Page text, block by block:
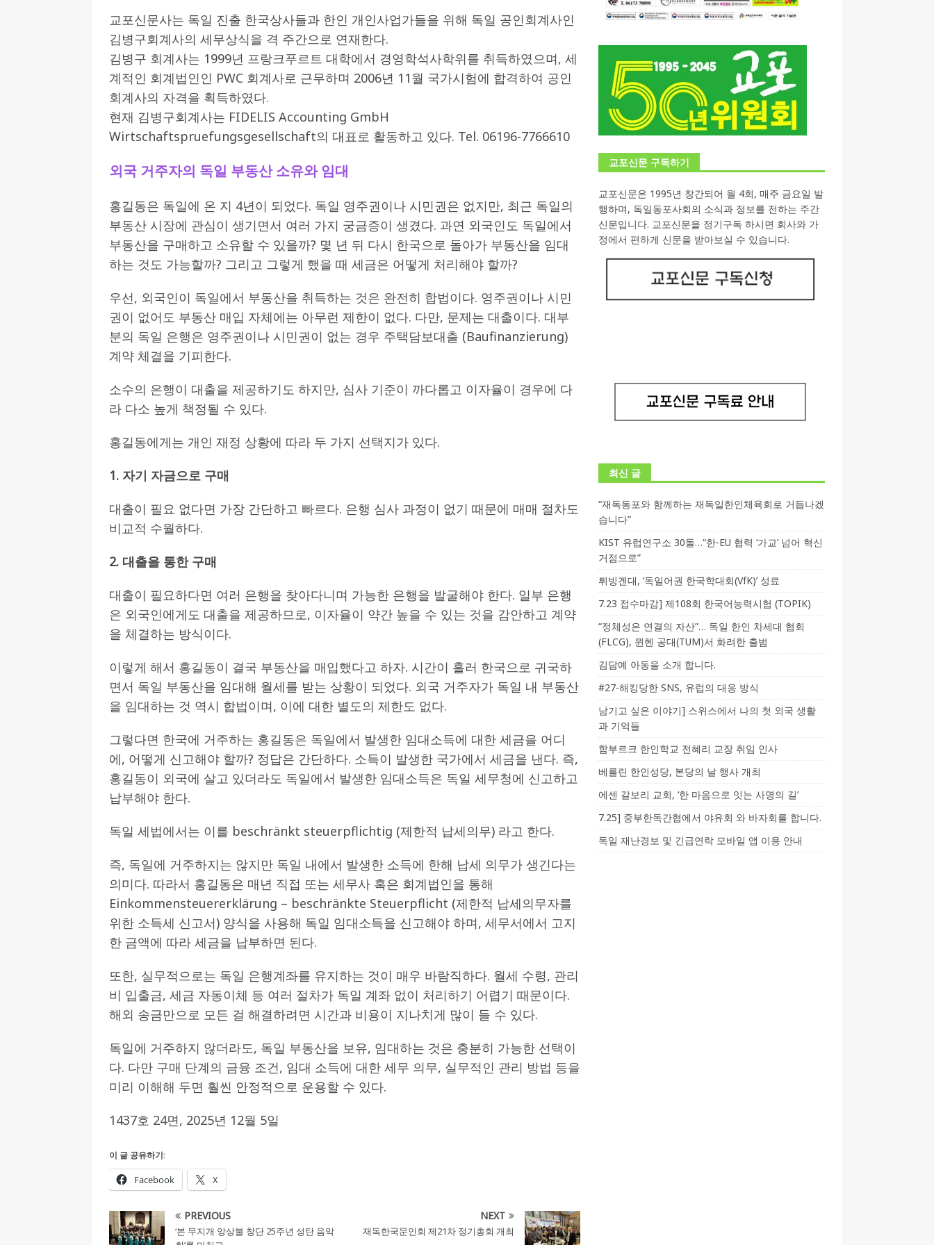
[ 2026-07-27 ] 튀빙겐대, ‘독일어권 한국학대회(VfK)’ 성료
한인소식
[ 2026-07-20 ] 7.23 접수마감] 제108회 한국어능력시험 (TOPIK)
[ 2026-07-20 ]
“정체성은 연결의 자산”… 독일 한인 차세대 협회(FLCG), 뮌헨 공대(TUM)서 화려한 출범
한
인소식
[ 2026-07-20 ]
김담예 아동을 소개 합니다.
사랑의 손길
[ 2022-03-20 ] 사진의 주인을 찾습니다. 게시판 / 행사 / 알림
교포신문사는 독일 진출 한국상사들과 한인 개인사업가들을 위해 독일 공인회계사인
김병구회계사의 세무상식을 격 주간으로 연재한다.
김병구 회계사는 1999년 프랑크푸르트 대학에서 경영학석사학위를 취득하였으며, 세
계적인 회계법인인 PWC 회계사로 근무하며 2006년 11월 국가시험에 합격하여 공인
회계사의 자격을 획득하였다.
현재 김병구회계사는 FIDELIS Accounting GmbH
Wirtschaftspruefungsgesellschaft의 대표로 활동하고 있다. Tel. 06196-7766610
외국 거주자의 독일 부동산 소유와 임대
홍길동은 독일에 온 지 4년이 되었다. 독일 영주권이나 시민권은 없지만, 최근 독일의
부동산 시장에 관심이 생기면서 여러 가지 궁금증이 생겼다. 과연 외국인도 독일에서
부동산을 구매하고 소유할 수 있을까? 몇 년 뒤 다시 한국으로 돌아가 부동산을 임대
하는 것도 가능할까? 그리고 그렇게 했을 때 세금은 어떻게 처리해야 할까?
우선, 외국인이 독일에서 부동산을 취득하는 것은 완전히 합법이다. 영주권이나 시민
권이 없어도 부동산 매입 자체에는 아무런 제한이 없다. 다만, 문제는 대출이다. 대부
분의 독일 은행은 영주권이나 시민권이 없는 경우 주택담보대출 (Baufinanzierung)
계약 체결을 기피한다.
소수의 은행이 대출을 제공하기도 하지만, 심사 기준이 까다롭고 이자율이 경우에 다
라 다소 높게 책정될 수 있다.
홍길동에게는 개인 재정 상황에 따라 두 가지 선택지가 있다.
1. 자기 자금으로 구매
대출이 필요 없다면 가장 간단하고 빠르다. 은행 심사 과정이 없기 때문에 매매 절차도
비교적 수월하다.
2. 대출을 통한 구매
대출이 필요하다면 여러 은행을 찾아다니며 가능한 은행을 발굴해야 한다. 일부 은행
은 외국인에게도 대출을 제공하므로, 이자율이 약간 높을 수 있는 것을 감안하고 계약
을 체결하는 방식이다.
이렇게 해서 홍길동이 결국 부동산을 매입했다고 하자. 시간이 흘러 한국으로 귀국하
면서 독일 부동산을 임대해 월세를 받는 상황이 되었다. 외국 거주자가 독일 내 부동산
을 임대하는 것 역시 합법이며, 이에 대한 별도의 제한도 없다.
그렇다면 한국에 거주하는 홍길동은 독일에서 발생한 임대소득에 대한 세금을 어디
에, 어떻게 신고해야 할까? 정답은 간단하다. 소득이 발생한 국가에서 세금을 낸다. 즉,
홍길동이 외국에 살고 있더라도 독일에서 발생한 임대소득은 독일 세무청에 신고하고
납부해야 한다.
독일 세법에서는 이를 beschränkt steuerpflichtig (제한적 납세의무) 라고 한다.
즉, 독일에 거주하지는 않지만 독일 내에서 발생한 소득에 한해 납세 의무가 생긴다는
의미다. 따라서 홍길동은 매년 직접 또는 세무사 혹은 회계법인을 통해
Einkommensteuererklärung – beschränkte Steuerpflicht (제한적 납세의무자를
위한 소득세 신고서) 양식을 사용해 독일 임대소득을 신고해야 하며, 세무서에서 고지
한 금액에 따라 세금을 납부하면 된다.
또한, 실무적으로는 독일 은행계좌를 유지하는 것이 매우 바람직하다. 월세 수령, 관리
비 입출금, 세금 자동이체 등 여러 절차가 독일 계좌 없이 처리하기 어렵기 때문이다.
해외 송금만으로 모든 걸 해결하려면 시간과 비용이 지나치게 많이 들 수 있다.
독일에 거주하지 않더라도, 독일 부동산을 보유, 임대하는 것은 충분히 가능한 선택이
다. 다만 구매 단계의 금융 조건, 임대 소득에 대한 세무 의무, 실무적인 관리 방법 등을
미리 이해해 두면 훨씬 안정적으로 운용할 수 있다.
1437호 24면, 2025년 12월 5일
이 글 공유하기:
Facebook X
PREVIOUS
‘본 무지개 앙상불 창단 25주년 성탄 음악
NEXT
재독한국문인회 제21차 정기총회 개최
교포신문 구독하기
교포신문은 1995년 창간되어 월 4회, 매주 금요일 발
행하며, 독일동포사회의 소식과 정보를 전하는 주간
신문입니다. 교포신문을 정기구독 하시면 회사와 가
정에서 편하게 신문을 받아보실 수 있습니다.
최신 글
“재독동포와 함께하는 재독일한인체육회로 거듭나겠
습니다”
KIST 유럽연구소 30돌…“한-EU 협력 ‘가교’ 넘어 혁신
거점으로”
튀빙겐대, ‘독일어권 한국학대회(VfK)’ 성료
7.23 접수마감] 제108회 한국어능력시험 (TOPIK)
“정체성은 연결의 자산”… 독일 한인 차세대 협회
(FLCG), 뮌헨 공대(TUM)서 화려한 출범
김담예 아동을 소개 합니다.
#27-해킹당한 SNS, 유럽의 대응 방식
남기고 싶은 이야기] 스위스에서 나의 첫 외국 생활
과 기억들
함부르크 한인학교 전혜리 교장 취임 인사
베를린 한인성당, 본당의 날 행사 개최
에센 갈보리 교회, ‘한 마음으로 잇는 사명의 길’
7.25] 중부한독간협에서 야유회 와 바자회를 합니다.
독일 재난경보 및 긴급연락 모바일 앱 이용 안내